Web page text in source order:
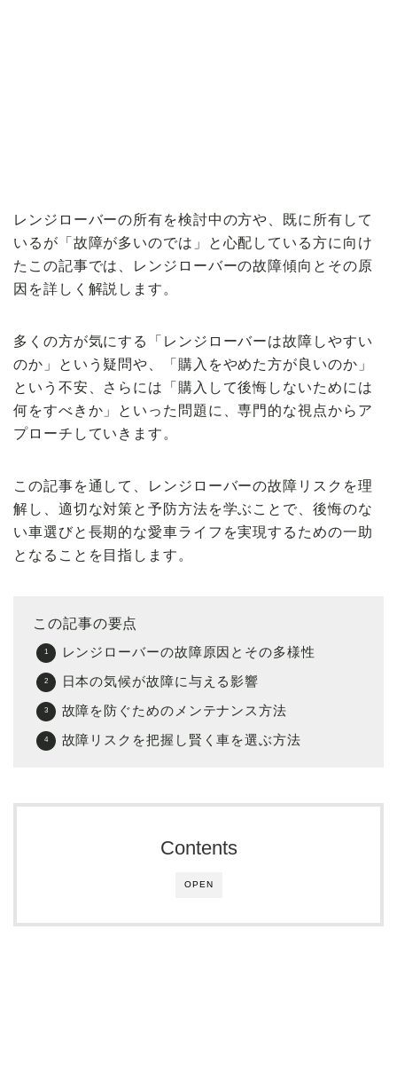
レンジローバーの所有を検討中の方や、既に所有して
いるが「故障が多いのでは」と心配している方に向け
たこの記事では、レンジローバーの故障傾向とその原
因を詳しく解説します。
多くの方が気にする「レンジローバーは故障しやすい
のか」という疑問や、「購入をやめた方が良いのか」
という不安、さらには「購入して後悔しないためには
何をすべきか」といった問題に、専門的な視点からア
プローチしていきます。
この記事を通して、レンジローバーの故障リスクを理
解し、適切な対策と予防方法を学ぶことで、後悔のな
い車選びと長期的な愛車ライフを実現するための一助
となることを目指します。
この記事の要点
レンジローバーの故障原因とその多様性
日本の気候が故障に与える影響
故障を防ぐためのメンテナンス方法
故障リスクを把握し賢く車を選ぶ方法
OPEN
Contents